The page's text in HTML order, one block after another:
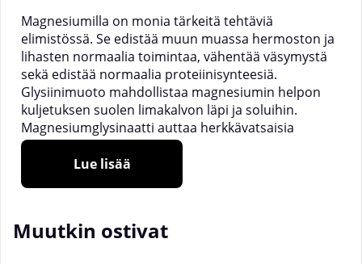
Magnesiumilla on monia tärkeitä tehtäviä
elimistössä. Se edistää muun muassa hermoston ja
lihasten normaalia toimintaa, vähentää väsymystä
sekä edistää normaalia proteiinisynteesiä.
Glysiinimuoto mahdollistaa magnesiumin helpon
kuljetuksen suolen limakalvon läpi ja soluihin.
Magnesiumglysinaatti auttaa herkkävatsaisia
sietämään magnesiumlisää.
Tärkeä elektrolyytti
Ystävällinen vatsalle
Lue lisää
Muutkin ostivat